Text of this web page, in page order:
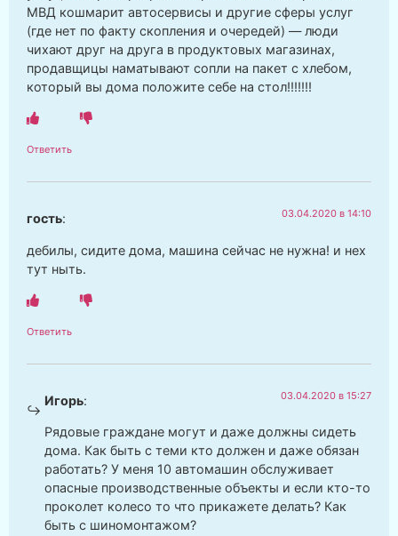
МВД кошмарит автосервисы и другие сферы услуг
(где нет по факту скопления и очередей) — люди
чихают друг на друга в продуктовых магазинах,
продавщицы наматывают сопли на пакет с хлебом,
который вы дома положите себе на стол!!!!!!!
Ответить
гость: 03.04.2020 в 14:10
дебилы, сидите дома, машина сейчас не нужна! и нех
тут ныть.
Ответить
Игорь: 03.04.2020 в 15:27
Рядовые граждане могут и даже должны сидеть
дома. Как быть с теми кто должен и даже обязан
работать? У меня 10 автомашин обслуживает
опасные производственные объекты и если кто-то
проколет колесо то что прикажете делать? Как
быть с шиномонтажом?